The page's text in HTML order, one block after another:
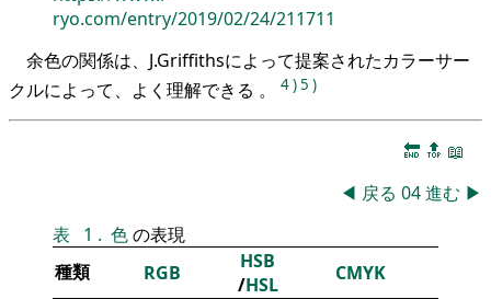
ryo.com/entry/2019/02/24/211711
余色の関係は、J.Griffithsによって提案されたカラーサー
クルによって、よく理解できる 。
4)5 )
🔚 🔝 📖
◀ 戻る 04進む ▶
表
1 . 色の表現
種類
RGB
HSB
/HSL CMYK